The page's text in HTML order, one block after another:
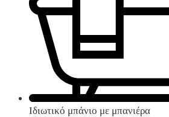
Ιδιωτικό μπάνιο με μπανιέρα